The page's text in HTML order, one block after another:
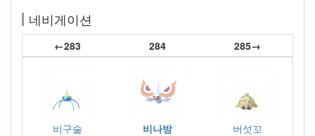
네비게이션
←283 284 285→
비구술 비나방 버섯꼬